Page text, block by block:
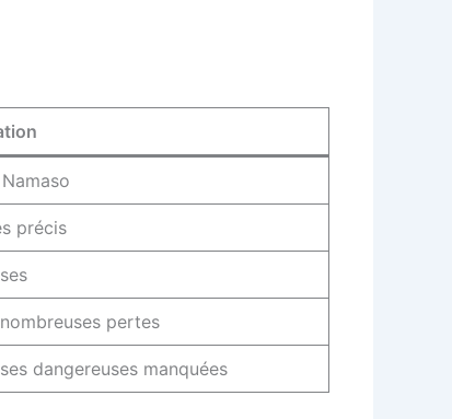
précis
pertes
dangereuses manquées